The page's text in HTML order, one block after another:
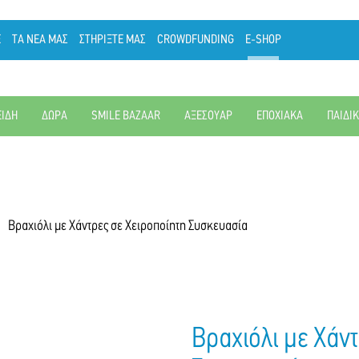
ΤΑ ΝΕΑ ΜΑΣ ΣΤΗΡΙΞΤΕ ΜΑΣ CROWDFUNDING E-SHOP
ΔΩΡΑ SMILE BAZAAR ΑΞΕΣΟΥΑΡ ΕΠΟΧΙΑΚΑ
Βραχιόλι με Χάντρες σε Χειροποίητη Συσκευασία
Βραχιόλι με